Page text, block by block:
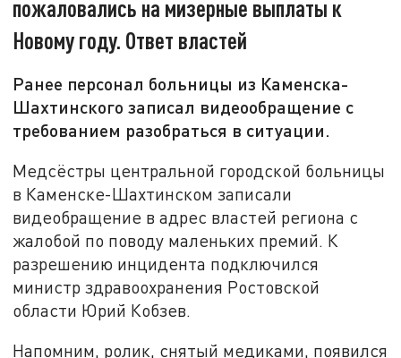
пожаловались на мизерные выплаты к
Новому году. Ответ властей
Ранее персонал больницы из Каменска-
Шахтинского записал видеообращение с
требованием разобраться в ситуации.
Медсёстры центральной городской больницы
в Каменске-Шахтинском записали
видеобращение в адрес властей региона с
жалобой по поводу маленьких премий. К
разрешению инцидента подключился
министр здравоохранения Ростовской
области Юрий Кобзев.
Напомним, ролик, снятый медиками, появился